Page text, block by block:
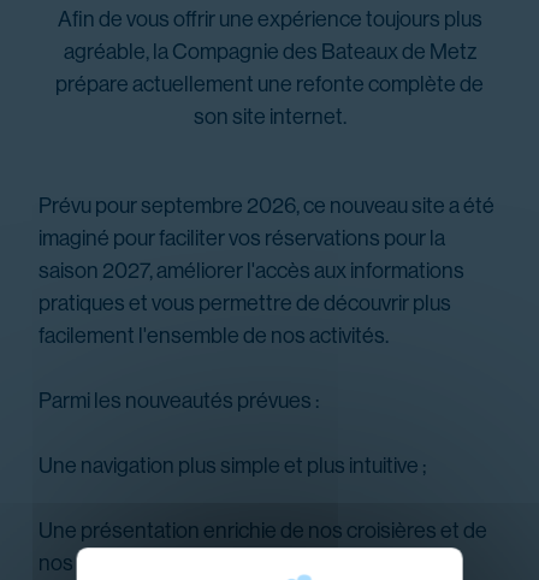
Afin de vous offrir une expérience toujours plus
agréable, la Compagnie des Bateaux de Metz
prépare actuellement une refonte complète de
son site internet.
Prévu pour septembre 2026, ce nouveau site a été
imaginé pour faciliter vos réservations pour la
saison 2027, améliorer l'accès aux informations
pratiques et vous permettre de découvrir plus
facilement l'ensemble de nos activités.
Parmi les nouveautés prévues :
Une navigation plus simple et plus intuitive ;
Une présentation enrichie de nos croisières et de
nos bateaux ;